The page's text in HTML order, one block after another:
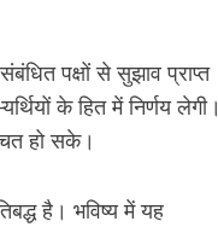
पक्षों से सुझाव प्राप्त
के हित में निर्णय लेगी।
हो सके।
है। भविष्य में यह